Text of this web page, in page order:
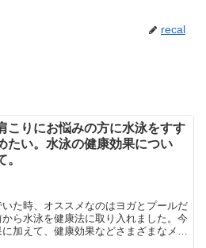
recal
こりにお悩みの方に水泳をすす
たい。水泳の健康効果につい
。
た時、オススメなのはヨガとプールだ
ら水泳を健康法に取り入れました。今
加えて、健康効果などさまざまなメリ